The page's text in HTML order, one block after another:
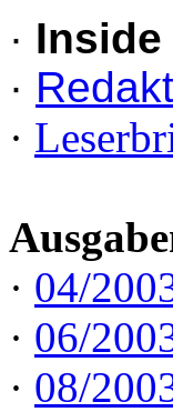
· Inside
·
·
· 04/
· 06/
· 08/